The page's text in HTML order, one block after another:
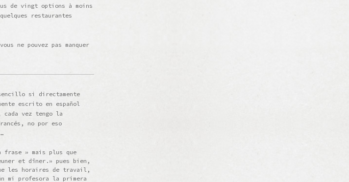
de vingt options à moins
restaurantes
ne pouvez pas manquer
sencillo si directamente
escrito en español
cada vez tengo la
no por eso
» mais plus que
et dîner.» pues bien,
les horaires de travail,
mi profesora la primera